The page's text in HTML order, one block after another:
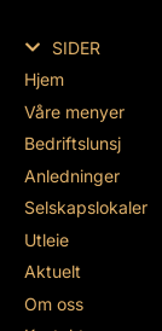
SIDER
Hjem
Våre menyer
Bedriftslunsj
Anledninger
Selskapslokaler
Utleie
Aktuelt
Om oss